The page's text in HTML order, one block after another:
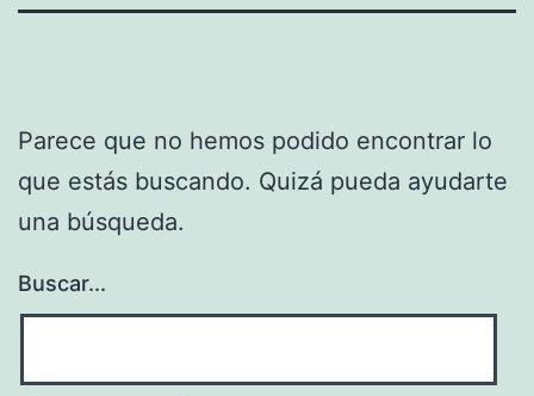
Parece que no hemos podido encontrar lo
que estás buscando. Quizá pueda ayudarte
una búsqueda.
Buscar...